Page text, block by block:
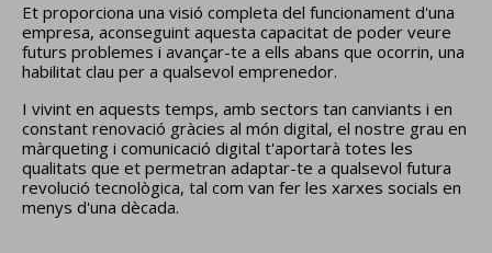
Et proporciona una visió completa del funcionament d'una
empresa, aconseguint aquesta capacitat de poder veure
futurs problemes i avançar-te a ells abans que ocorrin, una
habilitat clau per a qualsevol emprenedor.
I vivint en aquests temps, amb sectors tan canviants i en
constant renovació gràcies al món digital, el nostre grau en
màrqueting i comunicació digital t'aportarà totes les
qualitats que et permetran adaptar-te a qualsevol futura
revolució tecnològica, tal com van fer les xarxes socials en
menys d'una dècada.